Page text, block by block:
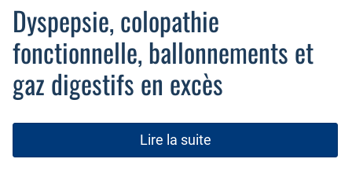
Dyspepsie, colopathie
fonctionnelle, ballonnements et
gaz digestifs en excès
Lire la suite